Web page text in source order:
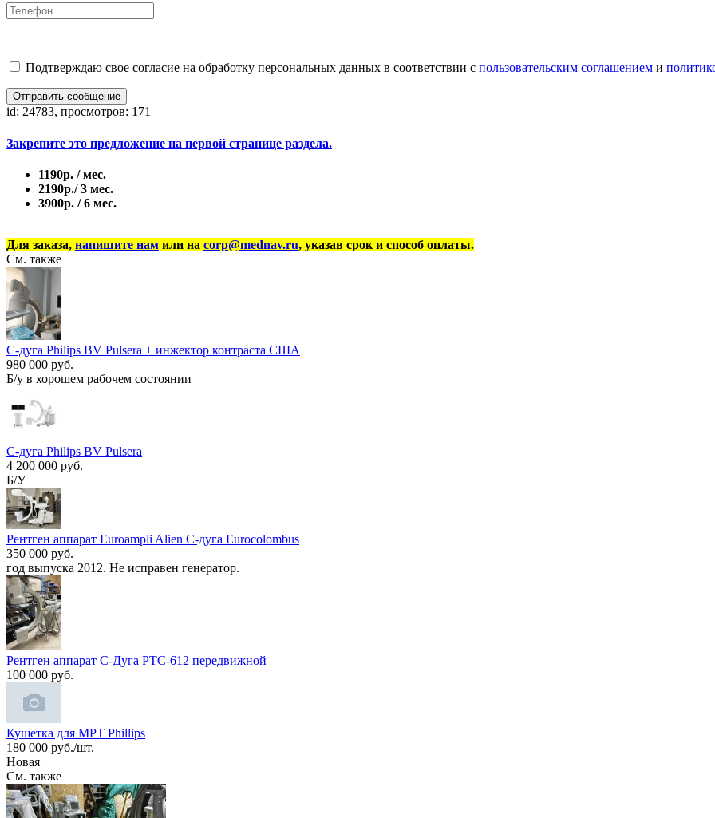
Подтверждаю свое согласие на обработку персональных данных в соответствии с пользовательским соглашением и
Отправить сообщение
id: 24783, просмотров: 171
Закрепите это предложение на первой странице раздела.
1190р. / мес.
2190р./ 3 мес.
3900р. / 6 мес.
Для заказа, напишите нам или на corp@mednav.ru, указав срок и способ оплаты.
См. также
С-дуга Philips BV Pulsera + инжектор контраста США
980 000 руб.
Б/у в хорошем рабочем состоянии
С-дуга Philips BV Pulsera
4 200 000 руб.
Б/У
Рентген аппарат Euroampli Alien C-дуга Eurocolombus
350 000 руб.
год выпуска 2012. Не исправен генератор.
Рентген аппарат C-Дуга РТС-612 передвижной
100 000 руб.
Кушетка для МРТ Phillips
180 000 руб./шт.
Новая
См. также